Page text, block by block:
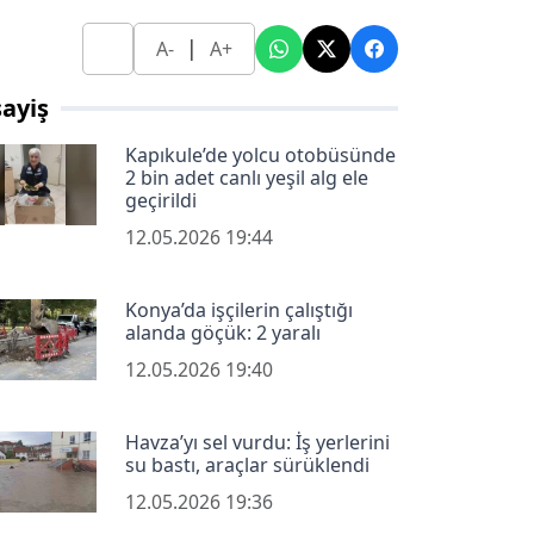
A- | A+
Kapıkule’de yolcu otobüsünde
2 bin adet canlı yeşil alg ele
geçirildi
12.05.2026 19:44
Konya’da işçilerin çalıştığı
alanda göçük: 2 yaralı
12.05.2026 19:40
Havza’yı sel vurdu: İş yerlerini
su bastı, araçlar sürüklendi
12.05.2026 19:36